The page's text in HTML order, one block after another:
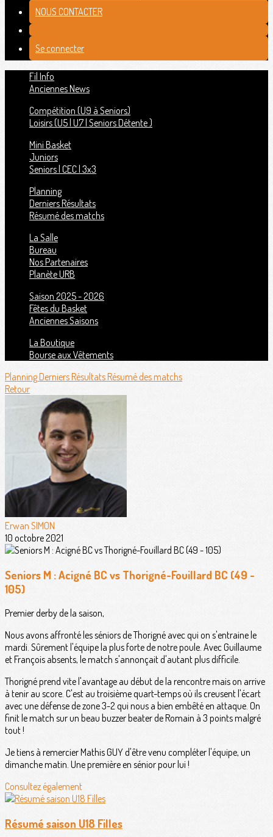
NOUS CONTACTER
Se connecter
Fil Info
Anciennes News
Compétition (U9 à Seniors)
Loisirs (U5 | U7 | Seniors Détente )
Mini Basket
Juniors
Seniors | CEC | 3x3
Planning
Derniers Résultats
Résumé des matchs
La Salle
Bureau
Nos Partenaires
Planète URB
Saison 2025 - 2026
Fêtes du Basket
Anciennes Saisons
La Boutique
Bourse aux Vêtements
PlanningDerniers RésultatsRésumé des matchs
Retour
Erwan SIMON
10 octobre 2021
Seniors M : Acigné BC vs Thorigné-Fouillard BC (49 -
105)
Premier derby de la saison,
Nous avons affronté les séniors de Thorigné avec qui on s'entraine le
mardi. Sûrement l'équipe la plus forte de notre poule. Avec Guillaume
et François absents, le match s'annonçait d'autant plus difficile.
Thorigné prend vite l'avantage au début de la rencontre mais on arrive
à tenir au score. C'est au troisième quart-temps où ils creusent l'écart
avec une défense de zone 3-2 qui nous a bien embêté en attaque. On
finit le match sur un beau buzzer beater de Romain à 3 points malgré
tout !
Je tiens à remercier Mathis GUY d'être venu compléter l'équipe, un
dimanche matin. Une première en sénior pour lui !
Consultez également
Résumé saison U18 Filles